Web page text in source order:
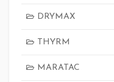
DRYMAX
THYRM
MARATAC